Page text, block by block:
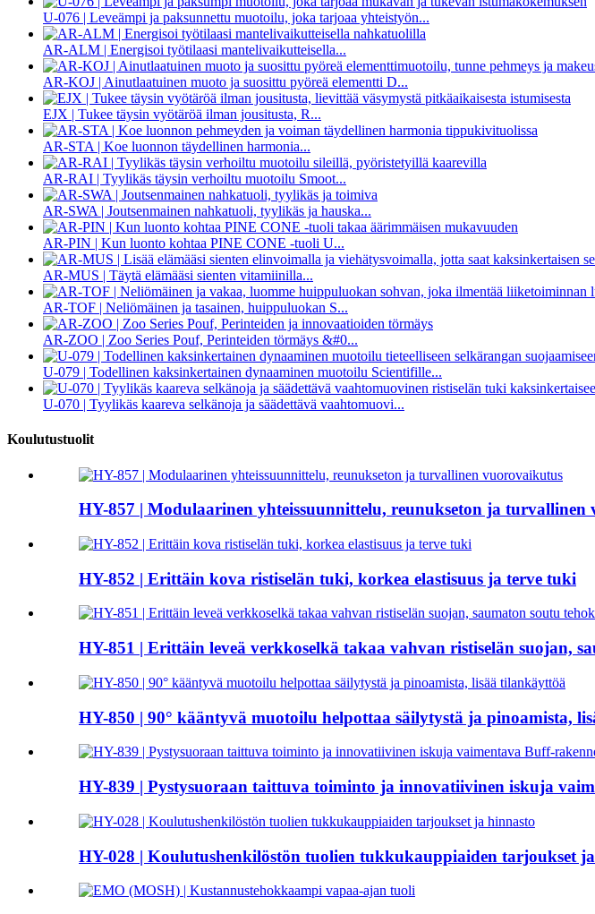
U-076 | Leveämpi ja paksunnettu muotoilu, joka tarjoaa yhteistyön...
AR-ALM | Energisoi työtilaasi mantelivaikutteisella...
AR-KOJ | Ainutlaatuinen muoto ja suosittu pyöreä elementti D...
EJX | Tukee täysin vyötäröä ilman jousitusta, R...
AR-STA | Koe luonnon täydellinen harmonia...
AR-RAI | Tyylikäs täysin verhoiltu muotoilu Smoot...
AR-SWA | Joutsenmainen nahkatuoli, tyylikäs ja hauska...
AR-PIN | Kun luonto kohtaa PINE CONE -tuoli U...
AR-MUS | Täytä elämääsi sienten vitamiinilla...
AR-TOF | Neliömäinen ja tasainen, huippuluokan S...
AR-ZOO | Zoo Series Pouf, Perinteiden törmäys &#0...
U-079 | Todellinen kaksinkertainen dynaaminen muotoilu Scientifille...
U-070 | Tyylikäs kaareva selkänoja ja säädettävä vaahtomuovi...
Koulutustuolit
HY-857 | Modulaarinen yhteissuunnittelu, reunukseton ja turvallinen
HY-852 | Erittäin kova ristiselän tuki, korkea elastisuus ja terve tuki
HY-851 | Erittäin leveä verkkoselkä takaa vahvan ristiselän suojan,
HY-850 | 90° kääntyvä muotoilu helpottaa säilytystä ja pinoamista,
HY-839 | Pystysuoraan taittuva toiminto ja innovatiivinen iskuja
HY-028 | Koulutushenkilöstön tuolien tukkukauppiaiden tarjoukset